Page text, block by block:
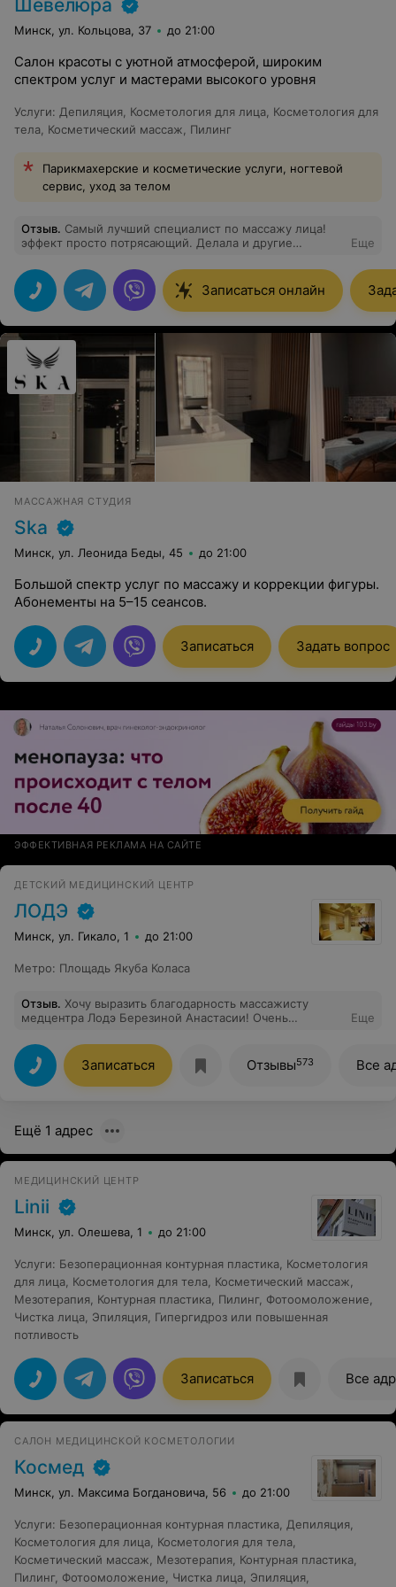
Шевелюра
Минск, ул. Кольцова, 37 до 21:00
Салон красоты с уютной атмосферой, широким
спектром услуг и мастерами высокого уровня
Услуги: Депиляция, Косметология для лица, Косметология для
тела, Косметический массаж, Пилинг
Парикмахерские и косметические услуги, ногтевой
сервис, уход за телом
Отзыв. Самый лучший специалист по массажу лица!
эффект просто потрясающий. Делала и другие
- прекрасный специалист.
Еще
Записаться онлайн
МАССАЖНАЯ СТУДИЯ
Ska
Минск, ул. Леонида Беды, 45 до 21:00
Большой спектр услуг по массажу и коррекции фигуры.
Абонементы на 5–15 сеансов.
Записаться Задать вопрос
ЭФФЕКТИВНАЯ РЕКЛАМА НА САЙТЕ
ДЕТСКИЙ МЕДИЦИНСКИЙ ЦЕНТР
ЛОДЭ
Минск, ул. Гикало, 1 до 21:00
Метро: Площадь Якуба Коласа
Отзыв. Хочу выразить благодарность массажисту
медцентра Лодэ Березиной Анастасии! Очень
энергетикой
Еще
Записаться Отзывы573 Все
Ещё 1 адрес
МЕДИЦИНСКИЙ ЦЕНТР
Linii
Минск, ул. Олешева, 1 до 21:00
Услуги: Безоперационная контурная пластика, Косметология
для лица, Косметология для тела, Косметический массаж,
Мезотерапия, Контурная пластика, Пилинг, Фотоомоложение,
Чистка лица, Эпиляция, Гипергидроз или повышенная
потливость
Записаться Все
САЛОН МЕДИЦИНСКОЙ КОСМЕТОЛОГИИ
Космед
Минск, ул. Максима Богдановича, 56 до 21:00
Услуги: Безоперационная контурная пластика, Депиляция,
Косметология для лица, Косметология для тела,
Косметический массаж, Мезотерапия, Контурная пластика,
Пилинг, Фотоомоложение, Чистка лица, Эпиляция,